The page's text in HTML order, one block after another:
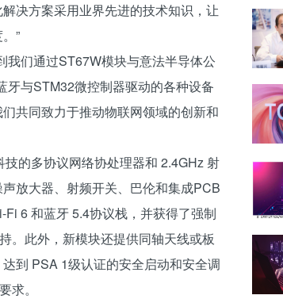
决方案采用业界先进的技术知识，让
”
我们通过ST67W模块与意法半导体公
与STM32微控制器驱动的各种设备
共同致力于推动物联网领域的创新和
的多协议网络协处理器和 2.4GHz 射
放大器、射频开关、巴伦和集成PCB
6 和蓝牙 5.4协议栈，并获得了强制
。此外，新模块还提供同轴天线或板
到 PSA 1级认证的安全启动和安全调
求。